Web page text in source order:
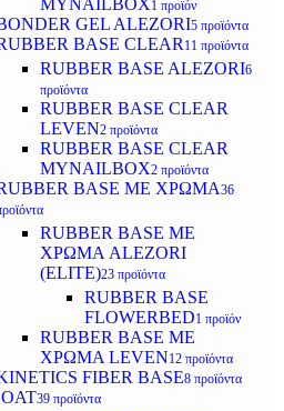
MYNAILBOX1 προϊόν
GEL ALEZORI5 προϊόντα
BASE CLEAR 11 προϊόντα
RUBBER BASE ALEZORI6
προϊόντα
RUBBER BASE CLEAR
LEVEN2 προϊόντα
RUBBER BASE CLEAR
MYNAILBOX2 προϊόντα
BASE ΜΕ ΧΡΩΜΑ36
RUBBER BASE ΜΕ
ΧΡΩΜΑ ALEZORI
(ELITE)23 προϊόντα
RUBBER BASE
FLOWERBED1 προϊόν
RUBBER BASE ΜΕ
ΧΡΩΜΑ LEVEN12 προϊόντα
FIBER BASE8 προϊόντα
39 προϊόντα